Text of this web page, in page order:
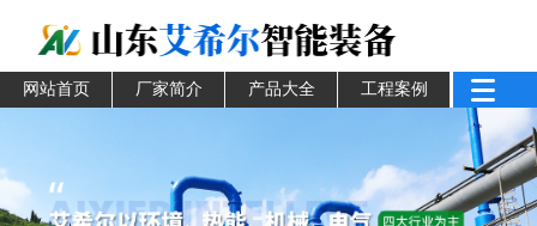
网站首页 厂家简介 产品大全 工程案例